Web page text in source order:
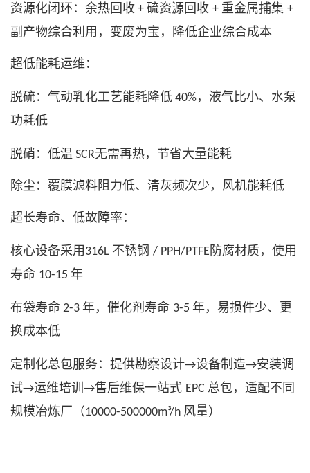
资源化闭环：余热回收 + 硫资源回收 + 重金属捕集 +
副产物综合利用，变废为宝，降低企业综合成本
超低能耗运维：
脱硫：气动乳化工艺能耗降低 40%，液气比小、水泵
功耗低
脱硝：低温 SCR无需再热，节省大量能耗
除尘：覆膜滤料阻力低、清灰频次少，风机能耗低
超长寿命、低故障率：
核心设备采用 316L 不锈钢 / PPH/PTFE 防腐材质，使用
寿命 10-15 年
布袋寿命 2-3 年，催化剂寿命 3-5 年，易损件少、更
换成本低
定制化总包服务：提供勘察设计→设备制造→安装调
试→运维培训 →售后维保一站式 EPC 总包，适配不同
规模冶炼厂（10000-500000m³/h 风量）